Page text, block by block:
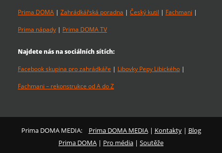
Prima DOMA | Zahrádkářská poradna | Český kutil | Fachmani |
Prima nápady | Prima DOMA TV
Najdete nás na sociálních sítích:
Facebook skupina pro zahrádkáře | Libovky Pepy Libického |
Fachmani – rekonstrukce od A do Z
Prima DOMA MEDIA: Prima DOMA MEDIA| Kontakty| Blog
Prima DOMA | Pro média | Soutěže